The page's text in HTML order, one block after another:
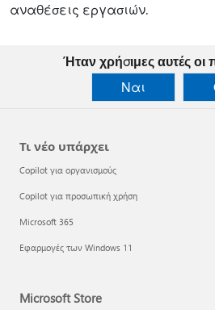
αναθέσεις εργασιών.
Ήταν χρήσιμες αυτές οι
Ναι
Τι νέο υπάρχει
Copilot για οργανισμούς
Copilot για προσωπική χρήση
Microsoft 365
Εφαρμογές των Windows 11
Microsoft Store